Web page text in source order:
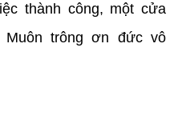
thành công, một cửa
Muôn trông ơn đức vô